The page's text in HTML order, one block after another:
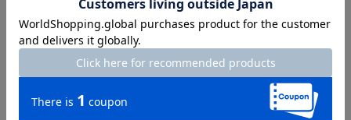
7号 65 92 26.5 63 24 31.5
68 95 27 63 24.5
11号 71 25 33.5